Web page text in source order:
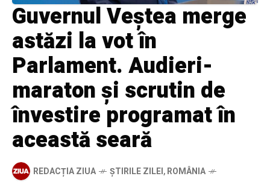
Guvernul Veștea merge
astăzi la vot în
Parlament. Audieri-
maraton și scrutin de
învestire programat în
această seară
REDACȚIA ZIUA ȘTIRILE ZILEI,ROMÂNIA